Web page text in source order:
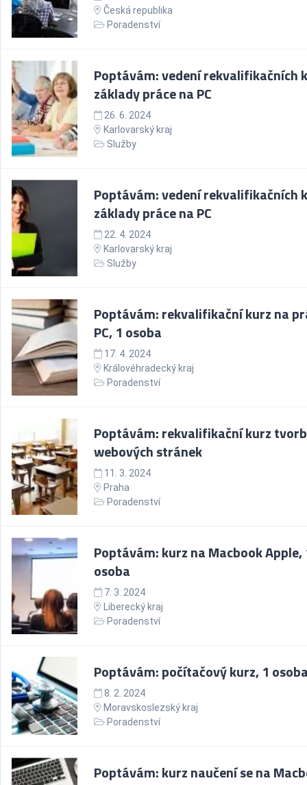
Česká republika
Poradenství
Poptávám: vedení rekvalifikačních
základy práce na PC
26. 6. 2024
Karlovarský kraj
Služby
Poptávám: vedení rekvalifikačních
základy práce na PC
22. 4. 2024
Karlovarský kraj
Služby
Poptávám: rekvalifikační kurz na
PC, 1 osoba
17. 4. 2024
Královéhradecký kraj
Poradenství
Poptávám: rekvalifikační kurz
webových stránek
11. 3. 2024
Praha
Poradenství
Poptávám: kurz na Macbook Apple,
osoba
7. 3. 2024
Liberecký kraj
Poradenství
Poptávám: počítačový kurz, 1
8. 2. 2024
Moravskoslezský kraj
Poradenství
Poptávám: kurz naučení se na